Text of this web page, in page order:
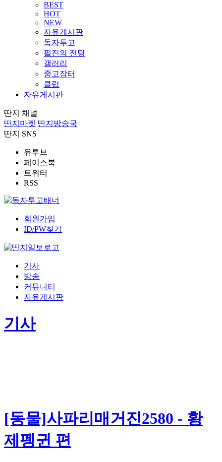
BEST
HOT
NEW
자유게시판
독자투고
필진의 전당
갤러리
중고장터
클럽
자유게시판
딴지 채널
딴지마켓 딴지방송국
딴지 SNS
유투브
페이스북
트위터
RSS
회원가입
ID/PW찾기
기사
방송
커뮤니티
자유게시판
기사
[동물]사파리매거진2580 - 황
제펭귄 편